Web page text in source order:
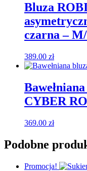
Bluza
czarna –
389.00 zł
CYBER
369.00 zł
Podobne
Promocja!